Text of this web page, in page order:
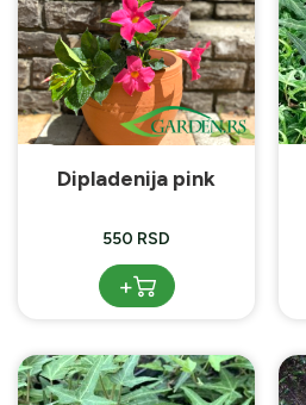
Dipladenija pink
550 RSD
+